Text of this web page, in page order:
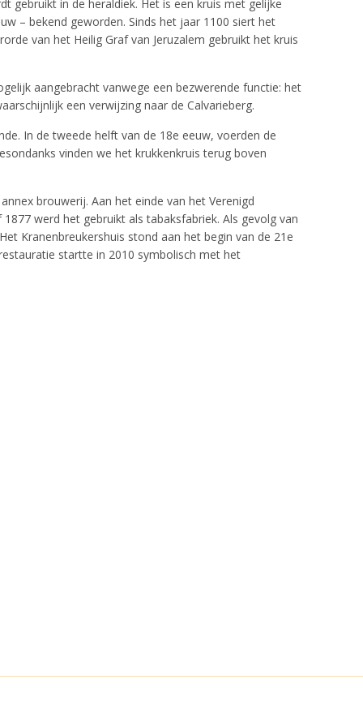
gebruikt in de heraldiek. Het is een kruis met gelijke
– bekend geworden. Sinds het jaar 1100 siert het
van het Heilig Graf van Jeruzalem gebruikt het kruis
aangebracht vanwege een bezwerende functie: het
een verwijzing naar de Calvarieberg.
In de tweede helft van de 18e eeuw, voerden de
vinden we het krukkenkruis terug boven
brouwerij. Aan het einde van het Verenigd
werd het gebruikt als tabaksfabriek. Als gevolg van
Kranenbreukershuis stond aan het begin van de 21e
startte in 2010 symbolisch met het